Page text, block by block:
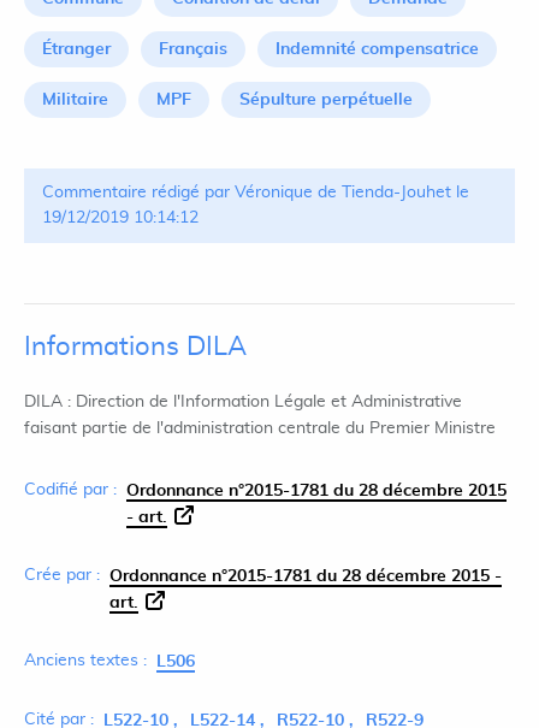
Étranger Français Indemnité compensatrice
Militaire MPF Sépulture perpétuelle
Commentaire rédigé par Véronique de Tienda-Jouhet le
19/12/2019 10:14:12
Informations DILA
DILA : Direction de l'Information Légale et Administrative
faisant partie de l'administration centrale du Premier Ministre
Codifié par : Ordonnance n°2015-1781 du 28 décembre 2015
- art.
Crée par : Ordonnance n°2015-1781 du 28 décembre 2015 -
art.
Anciens textes : L506
Cité par : L522-10 L522-14 R522-10 R522-9